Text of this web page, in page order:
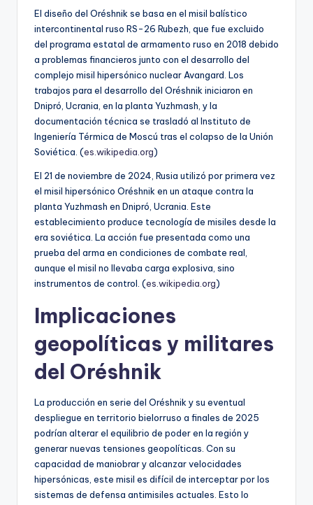
El diseño del Oréshnik se basa en el misil balístico
intercontinental ruso RS-26 Rubezh, que fue excluido
del programa estatal de armamento ruso en 2018 debido
a problemas financieros junto con el desarrollo del
complejo misil hipersónico nuclear Avangard. Los
trabajos para el desarrollo del Oréshnik iniciaron en
Dnipró, Ucrania, en la planta Yuzhmash, y la
documentación técnica se trasladó al Instituto de
Ingeniería Térmica de Moscú tras el colapso de la Unión
Soviética. (es.wikipedia.org)
El 21 de noviembre de 2024, Rusia utilizó por primera vez
el misil hipersónico Oréshnik en un ataque contra la
planta Yuzhmash en Dnipró, Ucrania. Este
establecimiento produce tecnología de misiles desde la
era soviética. La acción fue presentada como una
prueba del arma en condiciones de combate real,
aunque el misil no llevaba carga explosiva, sino
instrumentos de control. (es.wikipedia.org)
Implicaciones
geopolíticas y militares
del Oréshnik
La producción en serie del Oréshnik y su eventual
despliegue en territorio bielorruso a finales de 2025
podrían alterar el equilibrio de poder en la región y
generar nuevas tensiones geopolíticas. Con su
capacidad de maniobrar y alcanzar velocidades
hipersónicas, este misil es difícil de interceptar por los
sistemas de defensa antimisiles actuales. Esto lo